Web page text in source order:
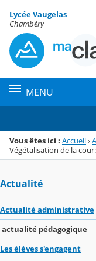
Menu de la rubrique
Contenu
Lycée Vaugelas
Chambéry
MENU
Vous êtes ici : Accueil›
Végétalisation de la
Actualité
Actualité administrative
actualité pédagogique
Les élèves s'engagent